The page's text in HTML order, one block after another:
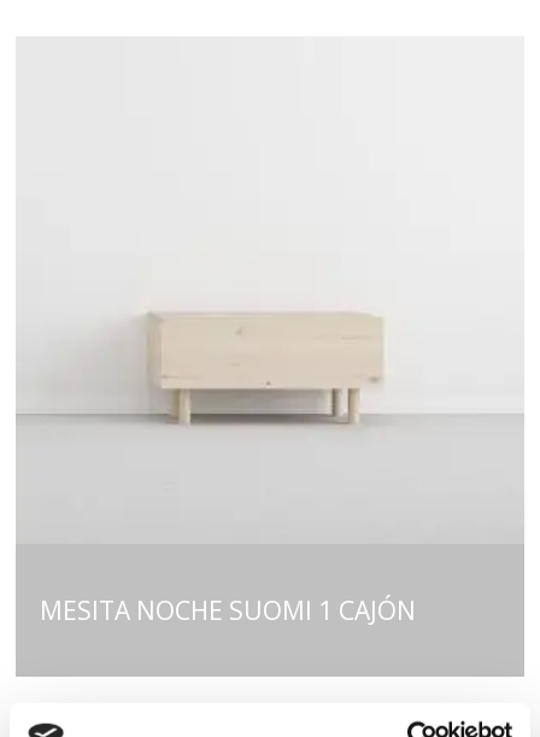
MESITA NOCHE SUOMI 1 CAJÓN